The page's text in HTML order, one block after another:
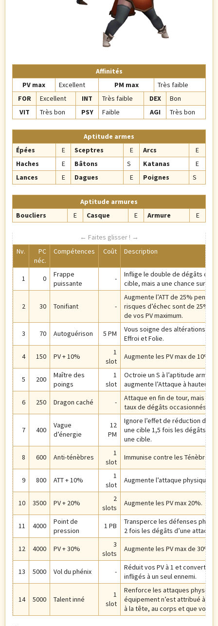
Affinités
PV max
Excellent PM max
Très faible
FOR
Excellent INT Très faible DEX
Bon
VIT
Très bon PSY Faible AGI Très bon
Aptitude armes
Épées
E Sceptres E Arcs
E
Haches
E Bâtons S Katanas
E
Lances
E Dagues E Poignes S
Aptitude armures
Boucliers
E Casque E Armure E
Nv.
PC
néc.
Compétences Coût Description
1 0
Frappe
puissante
-
Inflige le double de dégâts
cible, mais a une chance sur
2 30 Tonifiant -
Augmente l’ATT de 25%
risques d’échec sont de 25%,
de vos PV maximum.
3 70 Autoguérison 5 PM
Vous soigne des altérations
Effroi et Folie.
4 150 PV + 10%
1
slot
Augmente les PV max de 10%.
5 200
Maître des
poings
1
slot
Octroie un S à l’aptitude arme
augmente l’Attaque à hauteur
6 250 Dragon caché -
Attaque en fin de tour, mais
taux de dégâts occasionnés
7 400
Vague
d’énergie
12
PM
Ignore l’effet de réduction des
une cible 1,5 fois les dégâts
une cible.
8 600 Anti-ténèbres
1
slot
Immunise contre les Ténèbres
9 800 ATT + 10%
1
slot
Augmente l’attaque physique
10 3500 PV + 20%
2
slots
Augmente les PV max 20%.
11 4000
Point de
pression
1 PB
Transperce les défenses
2 fois les dégâts d’une
12 4000 PV + 30%
3
slots
Augmente les PV max de 30%.
13 5000 Vol du phénix -
Réduit vos PV à 1 et convertit
infligés à un seul ennemi.
14 5000 Talent inné
1
slot
Renforce les attaques
équipement n’est attribué à la
à la tête, au corps et que vous